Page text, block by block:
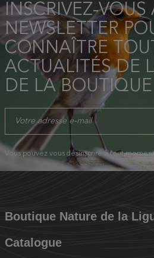
INSCRIVEZ-VOUS
NEWSLETTER
CONNAÎTRE
ACTUALITÉS DE
DE LA
Vous pouvez vous désinscrire à tout
Boutique Nature de la
Catalogue